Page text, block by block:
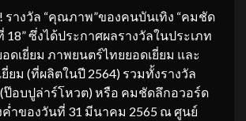
วัล “คุณภาพ”ของคนบันเทิง “คมชัด
18” ซึ่งได้ประกาศผลรางวัลในประเภท
ดเยี่ยม ภาพยนตร์ไทยยอดเยี่ยม และ
ยม (ที่ผลิตในปี 2564) รวมทั้งรางวัล
อบปูล่าร์โหวต) หรือ คมชัดลึกอวอร์ด
ำของวันที่ 31 มีนาคม 2565 ณ ศูนย์